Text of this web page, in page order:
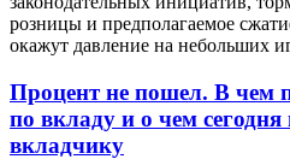
розницы и предполагаемое
окажут давление на небольших
Процент не пошел. В чем
по вкладу и о чем
вкладчику